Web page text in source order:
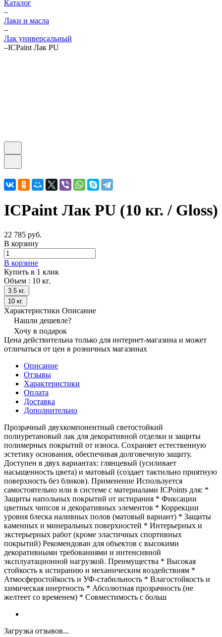
Каталог
–
Лаки и масла
–
Лак универсальный
–ICPaint Лак PU
ICPaint Лак PU (10 кг. / Gloss)
22 785 руб.
В корзину
В корзине
Купить в 1 клик
Объем : 10 кг.
3.5 кг.
10 кг.
Характеристики Описание
Нашли дешевле?
Хочу в подарок
Цена действительна только для интернет-магазина и может
отличаться от цен в розничных магазинах
Описание
Отзывы
Характеристики
Оплата
Доставка
Дополнительно
Прозрачный двухкомпонентный светостойкий
полиуретановый лак для декоративной отделки и защиты
полимерных покрытий от износа. Сохраняет естественную
эстетику основания, обеспечивая долговечную защиту.
Доступен в двух вариантах: глянцевый (усиливает
насыщенность цвета) и матовый (создает тактильно приятную
поверхность без бликов). Применение Используется
самостоятельно или в системе с материалами ICPoints для: *
Защиты напольных покрытий от истирания * Фиксации
цветных чипсов и декоративных элементов * Коррекции
уровня блеска наливных полов (матовый вариант) * Защиты
каменных и минеральных поверхностей * Интерьерных и
экстерьерных работ (кроме эластичных спортивных
покрытий) Рекомендован для объектов с высокими
декоративными требованиями и интенсивной
эксплуатационной нагрузкой. Преимущества * Высокая
стойкость к истиранию и механическим воздействиям *
Атмосферостойкость и УФ-стабильность * Влагостойкость и
химическая инертность * Абсолютная прозрачность (не
желтеет со временем) * Совместимость с больш
Загрузка отзывов...